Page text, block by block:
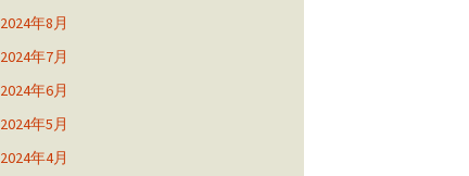
2024年8月
2024年7月
2024年6月
2024年5月
2024年4月